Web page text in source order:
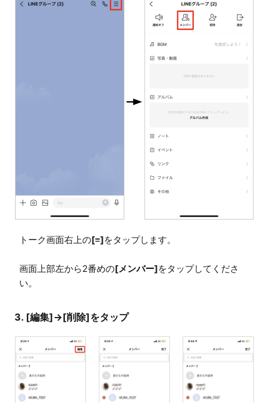
トーク画面右上の[≡]をタップします。
画面上部左から2番めの[メンバー]をタップしてくださ
い。
3. [編集]→[削除]をタップ